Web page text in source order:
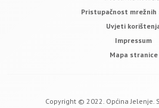
Pristupačnost mrežnih
Uvjeti
Impressum
Mapa stranice
Copyright © 2022. Općina Jelenje.